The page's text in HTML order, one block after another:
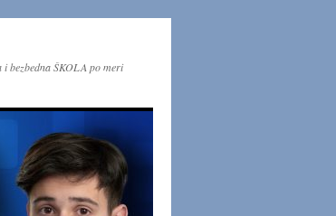
i bezbedna ŠKOLA po meri